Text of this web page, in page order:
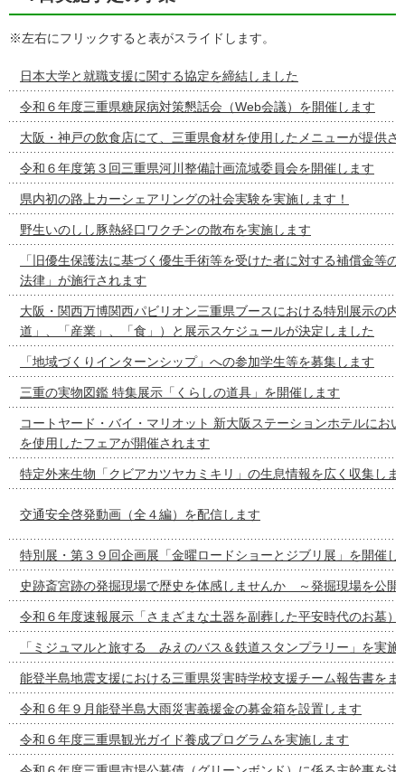
※左右にフリックすると表がスライドします。
日本大学と就職支援に関する協定を締結しました
令和６年度三重県糖尿病対策懇話会（Web会議）を開催します
大阪・神戸の飲食店にて、三重県食材を使用したメニューが提供さ
令和６年度第３回三重県河川整備計画流域委員会を開催します
県内初の路上カーシェアリングの社会実験を実施します！
野生いのしし豚熱経口ワクチンの散布を実施します
「旧優生保護法に基づく優生手術等を受けた者に対する補償金等
法律」が施行されます
大阪・関西万博関西パビリオン三重県ブースにおける特別展示の内
道」、「産業」、「食」）と展示スケジュールが決定しました
「地域づくりインターンシップ」への参加学生等を募集します
三重の実物図鑑 特集展示「くらしの道具」を開催します
コートヤード・バイ・マリオット 新大阪ステーションホテルにお
を使用したフェアが開催されます
特定外来生物「クビアカツヤカミキリ」の生息情報を広く収集しま
交通安全啓発動画（全４編）を配信します
特別展・第３９回企画展「金曜ロードショーとジブリ展」を開催し
史跡斎宮跡の発掘現場で歴史を体感しませんか ～発掘現場を公開
令和６年度速報展示「さまざまな土器を副葬した平安時代のお墓）
「ミジュマルと旅する みえのバス＆鉄道スタンプラリー」を実施
能登半島地震支援における三重県災害時学校支援チーム報告書をま
令和６年９月能登半島大雨災害義援金の募金箱を設置します
令和６年度三重県観光ガイド養成プログラムを実施します